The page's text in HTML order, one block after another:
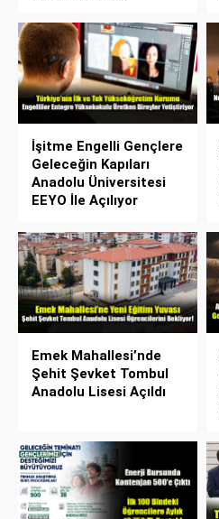
İşitme Engelli Gençlere
Geleceğin Kapıları
Anadolu Üniversitesi
EEYO İle Açılıyor
Emek Mahallesi’nde
Şehit Şevket Tombul
Anadolu Lisesi Açıldı